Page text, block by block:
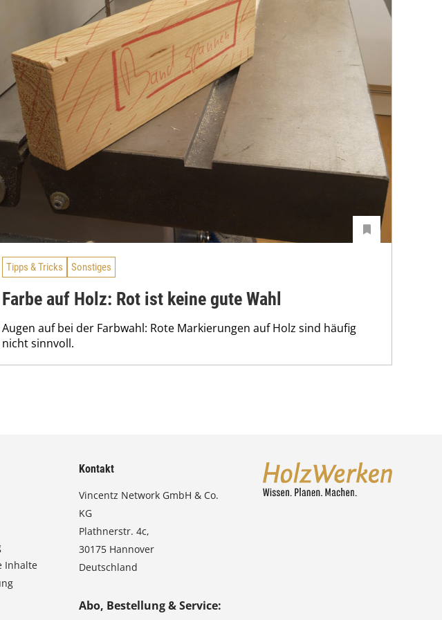
Tipps & Tricks Sonstiges
Farbe auf Holz: Rot ist keine gute Wahl
Augen auf bei der Farbwahl: Rote Markierungen auf Holz sind häufig
nicht sinnvoll.
Inhalte
Kontakt
Vincentz Network GmbH & Co.
KG
Plathnerstr. 4c,
30175 Hannover
Deutschland
Abo, Bestellung & Service: